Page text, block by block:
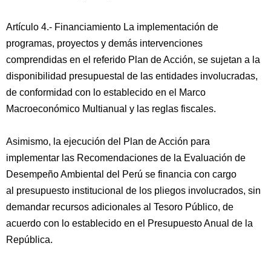
Artículo 4.- Financiamiento La implementación de
programas, proyectos y demás intervenciones
comprendidas en el referido Plan de Acción, se sujetan a la
disponibilidad presupuestal de las entidades involucradas,
de conformidad con lo establecido en el Marco
Macroeconómico Multianual y las reglas fiscales.
Asimismo, la ejecución del Plan de Acción para
implementar las Recomendaciones de la Evaluación de
Desempeño Ambiental del Perú se financia con cargo
al presupuesto institucional de los pliegos involucrados, sin
demandar recursos adicionales al Tesoro Público, de
acuerdo con lo establecido en el Presupuesto Anual de la
República.